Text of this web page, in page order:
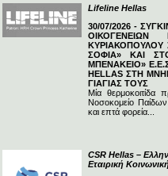
Lifeline Hellas
30/07/2026 -
ΚΥΡΙΑΚΟΠΟΥΛΟΥ
ΣΟΦΙΑ» ΚΑΙ
ΜΠΕΝΑΚΕΙΟ»
HELLAS ΣΤΗ
ΓΙΑΓΙΑΣ ΤΟΥΣ
Μία θερμοκοιτίδα
Νοσοκομείο
και επτά φορεία...
CSR Hellas –
Εταιρική